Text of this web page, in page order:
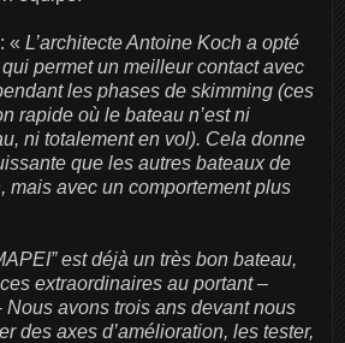
« L’architecte Antoine Koch a opté
permet un meilleur contact avec
les phases de skimming (ces
rapide où le bateau n’est ni
ni totalement en vol). Cela donne
que les autres bateaux de
mais avec un comportement plus
est déjà un très bon bateau,
extraordinaires au portant–
Nous avons trois ans devant nous
des axes d’amélioration, les tester,